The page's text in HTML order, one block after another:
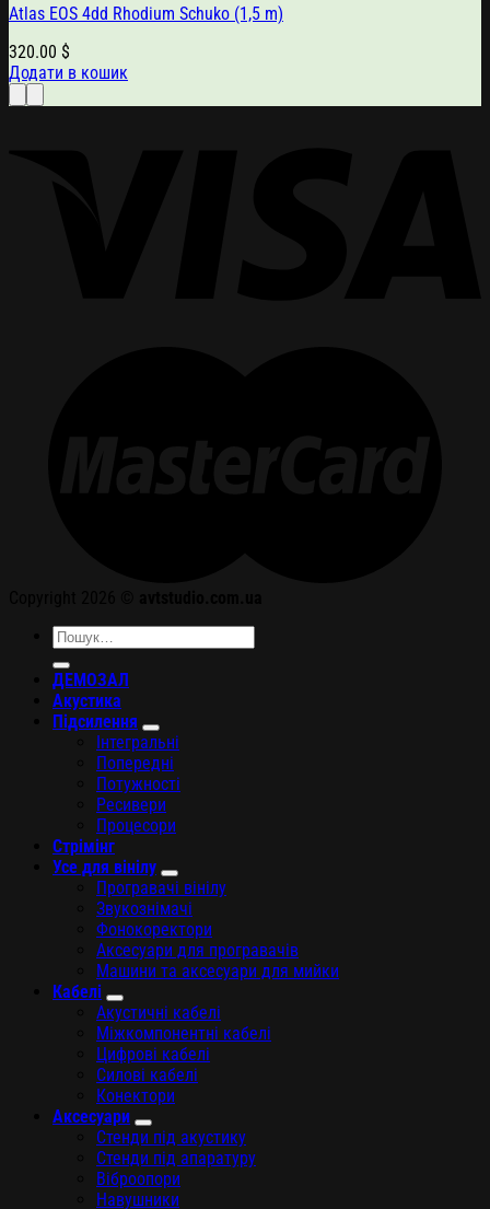
Atlas EOS 4dd Rhodium Schuko (1,5 m)
320.00 $
Додати в кошик
Шукати:
ДЕМОЗАЛ
Акустика
Підсилення
Інтегральні
Попередні
Потужності
Ресивери
Процесори
Стрімінг
Усе для вінілу
Програвачі вінілу
Звукознімачі
Фонокоректори
Аксесуари для програвачів
Машини та аксесуари для мийки
Кабелі
Акустичні кабелі
Міжкомпонентні кабелі
Цифрові кабелі
Силові кабелі
Конектори
Аксесуари
Стенди під акустику
Стенди під апаратуру
Віброопори
Навушники